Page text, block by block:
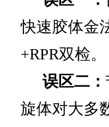
快速胶体金
+RPR双检。
误区二：
旋体对大多